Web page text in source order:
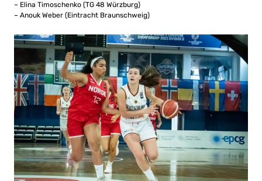
– Elina Timoschenko (TG 48 Würzburg)
– Anouk Weber (Eintracht Braunschweig)